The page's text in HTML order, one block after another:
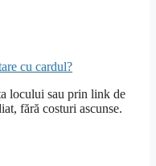
cu cardul?
locului sau prin link de
fără costuri ascunse.